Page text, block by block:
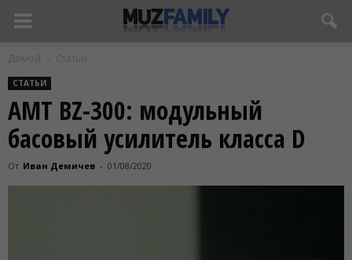
Домой Статьи
СТАТЬИ
AMT BZ-300: модульный
басовый усилитель класса D
От Иван Демичев - 01/08/2020